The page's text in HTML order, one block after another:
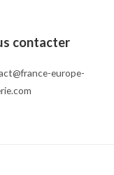
contacter
europe-